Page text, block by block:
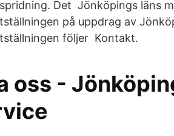
Det Jönköpings läns
på uppdrag av
följer Kontakt.
oss -